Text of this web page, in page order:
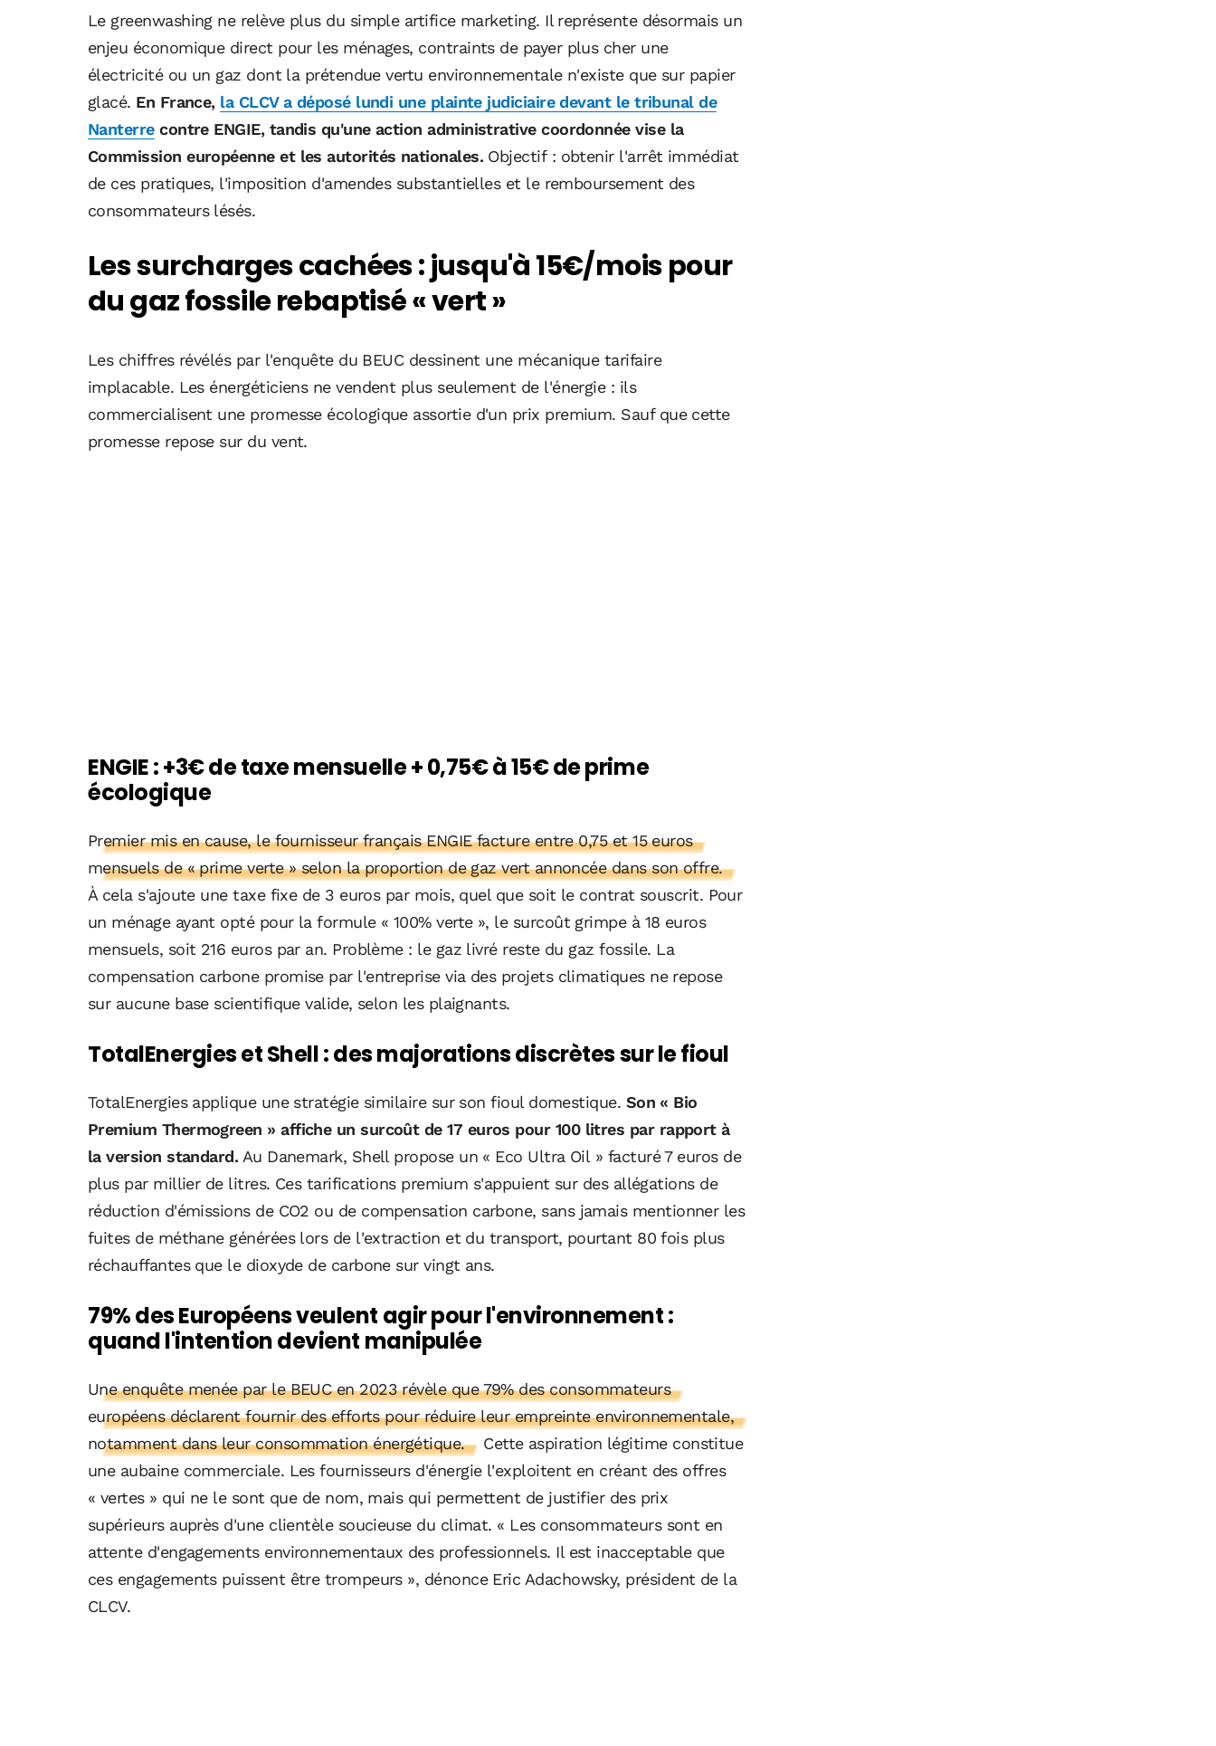
Le greenwashing ne relève plus du simple artifice marketing. Il représente désormais un
enjeu économique direct pour les ménages, contraints de payer plus cher une
électricité ou un gaz dont la prétendue vertu environnementale n'existe que sur papier
glacé. En France, la CLCV a déposé lundi une plainte judiciaire devant le tribunal de
Nanterrecontre ENGIE, tandis qu'une action administrative coordonnée vise la
Commission européenne et les autorités nationales. Objectif : obtenir l'arrêt immédiat
de ces pratiques, l'imposition d'amendes substantielles et le remboursement des
consommateurs lésés.
Les surcharges cachées : jusqu'à 15€/mois pour
du gaz fossile rebaptisé « vert »
Les chiffres révélés par l'enquête du BEUC dessinent une mécanique tarifaire
implacable. Les énergéticiens ne vendent plus seulement de l'énergie : ils
commercialisent une promesse écologique assortie d'un prix premium. Sauf que cette
promesse repose sur du vent.
ENGIE : +3€ de taxe mensuelle + 0,75€ à 15€ de prime
écologique
Premier mis en cause, le fournisseur français ENGIE facture entre 0,75 et 15 euros
mensuels de « prime verte » selon la proportion de gaz vert annoncée dans son offre.
À cela s'ajoute une taxe fixe de 3 euros par mois, quel que soit le contrat souscrit. Pour
un ménage ayant opté pour la formule « 100% verte », le surcoût grimpe à 18 euros
mensuels, soit 216 euros par an. Problème : le gaz livré reste du gaz fossile. La
compensation carbone promise par l'entreprise via des projets climatiques ne repose
sur aucune base scientifique valide, selon les plaignants.
TotalEnergies et Shell : des majorations discrètes sur le fioul
TotalEnergies applique une stratégie similaire sur son fioul domestique. Son « Bio
Premium Thermogreen » affiche un surcoût de 17 euros pour 100 litres par rapport à
la version standard. Au Danemark, Shell propose un « Eco Ultra Oil » facturé 7 euros de
plus par millier de litres. Ces tarifications premium s'appuient sur des allégations de
réduction d'émissions de CO2 ou de compensation carbone, sans jamais mentionner les
fuites de méthane générées lors de l'extraction et du transport, pourtant 80 fois plus
réchauffantes que le dioxyde de carbone sur vingt ans.
79% des Européens veulent agir pour l'environnement :
quand l'intention devient manipulée
Une enquête menée par le BEUC en 2023 révèle que 79% des consommateurs
européens déclarent fournir des efforts pour réduire leur empreinte environnementale,
notamment dans leur consommation énergétique.
Cette aspiration légitime constitue
une aubaine commerciale. Les fournisseurs d'énergie l'exploitent en créant des offres
« vertes » qui ne le sont que de nom, mais qui permettent de justifier des prix
supérieurs auprès d'une clientèle soucieuse du climat. « Les consommateurs sont en
attente d'engagements environnementaux des professionnels. Il est inacceptable que
ces engagements puissent être trompeurs », dénonce Eric Adachowsky, président de la
CLCV.